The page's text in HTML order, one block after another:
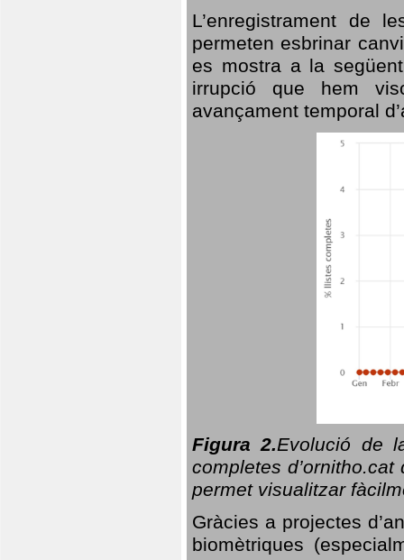
L’enregistrament de
permeten esbrinar
es mostra a la
irrupció que hem
avançament temporal
Figura 2.Evolució de
completes
permet visualitzar
Gràcies a projectes
biomètriques